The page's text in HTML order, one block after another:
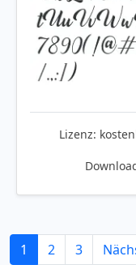
Lizenz:
1 2 3